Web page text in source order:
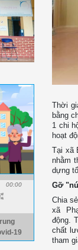
00:00
19
Thời
bằng
1 chi
hoạt
Tại xã
nhằm
dựng
Gỡ
Chia
xã
động.
chất
tham